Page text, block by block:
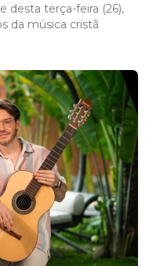
desta terça-feira (26),
da música cristã